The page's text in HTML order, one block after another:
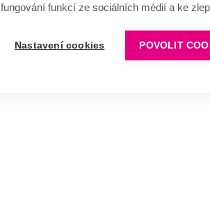
fungování funkcí ze sociálních médií a ke
Nastavení cookies POVOLIT